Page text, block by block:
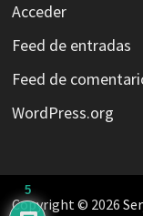
Acceder
Feed de entradas
Feed de
WordPress.org
Copyright © 2026
5